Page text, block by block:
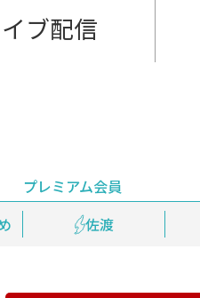
ブ配信
佐渡
鉄道情報
プレミアム会員